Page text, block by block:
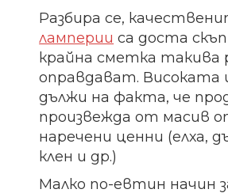
Разбира се,
ламперии са доста
крайна сметка такива
оправдават. Високата
дължи на факта, че
произвежда от масив
наречени ценни (елха,
клен и др.)
Малко по-евтин начин